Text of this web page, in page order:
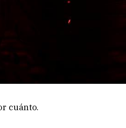
cuánto.